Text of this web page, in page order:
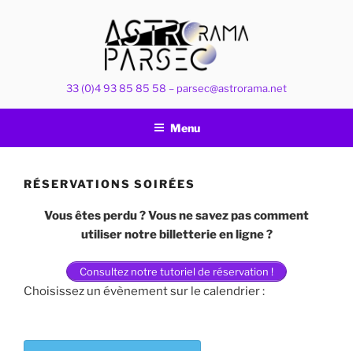
33 (0)4 93 85 85 58 – parsec@astrorama.net
Menu
RÉSERVATIONS SOIRÉES
Vous êtes perdu ? Vous ne savez pas comment
utiliser notre billetterie en ligne ?
Consultez notre tutoriel de réservation !
Choisissez un évènement sur le calendrier :